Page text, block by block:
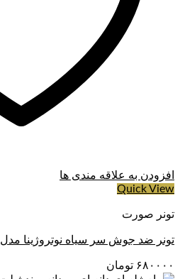
افزودن به علاقه مندی ها
Quick View
تونر صورت
تونر ضد جوش سر سیاه نوتروژینا مدل Siyah Nokta Karsiti
۶۸۰۰۰۰ تومان